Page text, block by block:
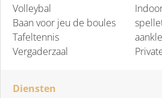
Volleybal
Baan voor jeu de boules
Tafeltennis
Vergaderzaal
Diensten